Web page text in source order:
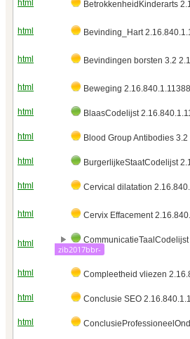
html BetrokkenheidKinderarts
html Bevinding_Hart
html Bevindingen borsten 3.2
html Beweging
html BlaasCodelijst
html Blood Group Antibodies
html BurgerlijkeStaatCodelijst
html Cervical dilatation
html Cervix Effacement
html
zib2017bbr-
html Compleetheid vliezen
html Conclusie SEO
html